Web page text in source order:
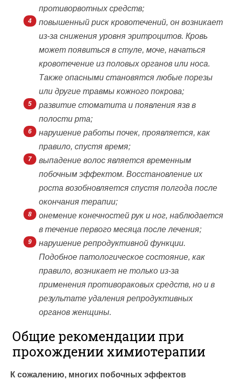
противорвотных средств;
повышенный риск кровотечений, он возникает
из-за снижения уровня эритроцитов. Кровь
может появиться в стуле, моче, начаться
кровотечение из половых органов или носа.
Также опасными становятся любые порезы
или другие травмы кожного покрова;
развитие стоматита и появления язв в
полости рта;
нарушение работы почек, проявляется, как
правило, спустя время;
выпадение волос является временным
побочным эффектом. Восстановление их
роста возобновляется спустя полгода после
окончания терапии;
онемение конечностей рук и ног, наблюдается
в течение первого месяца после лечения;
нарушение репродуктивной функции.
Подобное патологическое состояние, как
правило, возникает не только из-за
применения противораковых средств, но и в
результате удаления репродуктивных
органов женщины.
Общие рекомендации при
прохождении химиотерапии
К сожалению, многих побочных эффектов